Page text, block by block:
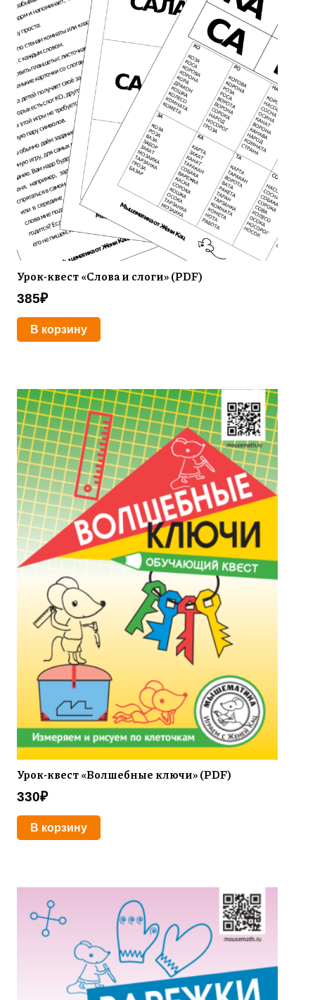
Урок-квест «Слова и слоги» (PDF)
385₽
В корзину
Урок-квест «Волшебные ключи» (PDF)
330₽
В корзину